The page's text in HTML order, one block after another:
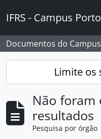
IFRS - Campus
Documentos do
Limite os
Não foram
resultados
Pesquisa por órgão